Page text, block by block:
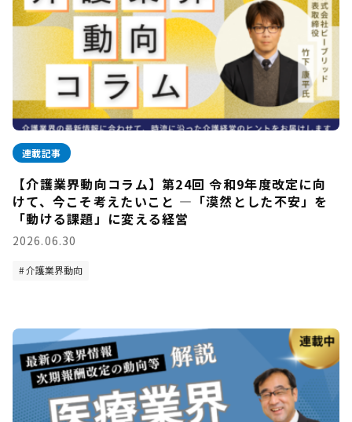
連載記事
【介護業界動向コラム】第24回 令和9年度改定に向
けて、今こそ考えたいこと —「漠然とした不安」を
「動ける課題」に変える経営
2026.06.30
介護業界動向